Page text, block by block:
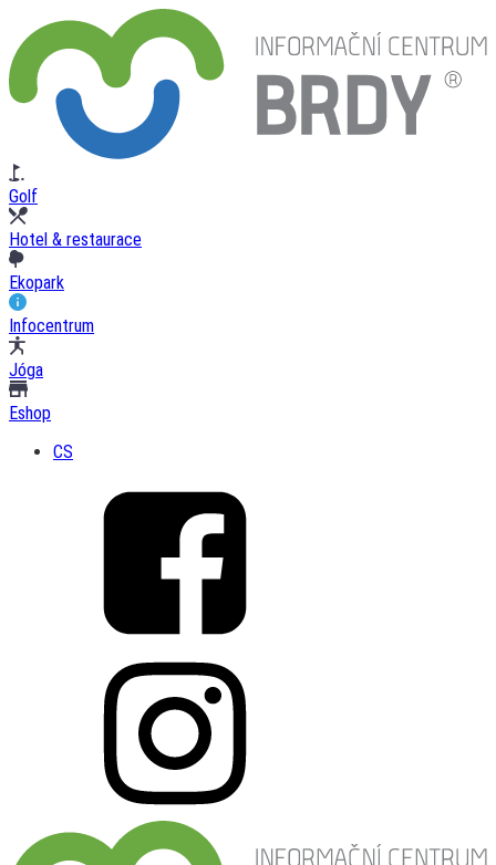
Golf
Hotel & restaurace
Ekopark
Infocentrum
Jóga
Eshop
CS